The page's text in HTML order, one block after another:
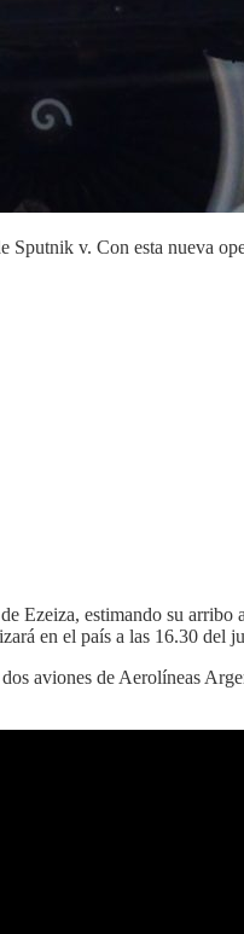
v. Con esta nueva
Ezeiza, estimando su
en el país a las 16.30 del
aviones de Aerolíneas